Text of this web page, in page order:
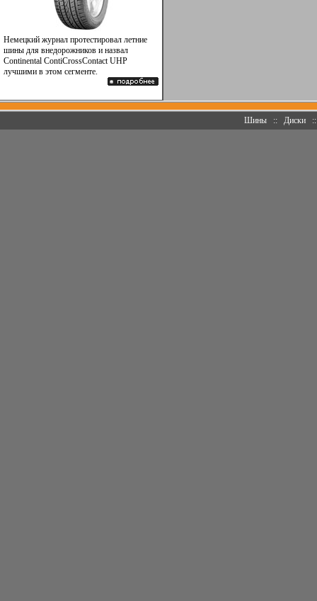
Немецкий журнал протестировал летние
шины для внедорожников и назвал
Continental ContiCrossContact UHP
лучшими в этом сегменте.
Шины :: Диски